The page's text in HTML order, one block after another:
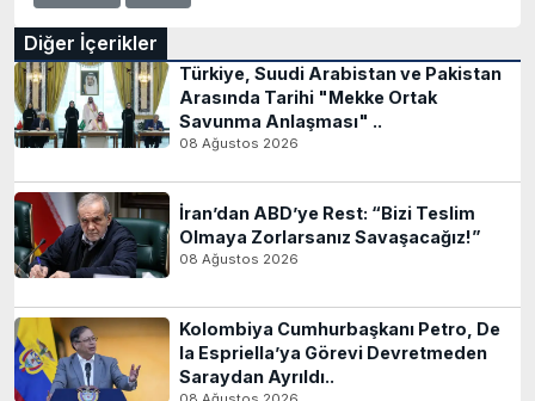
Diğer İçerikler
Türkiye, Suudi Arabistan ve Pakistan
Arasında Tarihi "Mekke Ortak
Savunma Anlaşması" ..
08 Ağustos 2026
İran’dan ABD’ye Rest: “Bizi Teslim
Olmaya Zorlarsanız Savaşacağız!”
08 Ağustos 2026
Kolombiya Cumhurbaşkanı Petro, De
la Espriella’ya Görevi Devretmeden
Saraydan Ayrıldı..